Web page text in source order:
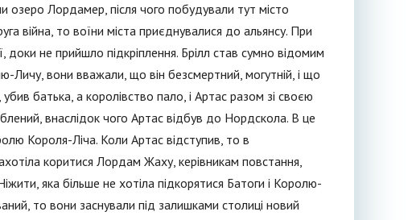
Лордамер, після чого побудували тут місто
війна, то воїни міста приєднувалися до альянсу. При
доки не прийшло підкріплення. Брілл став сумно відомим
Личу, вони вважали, що він безсмертний, могутній, і що
батька, а королівство пало, і Артас разом зі своєю
внаслідок чого Артас відбув до Нордскола. В це
Короля-Ліча. Коли Артас відступив, то в
коритися Лордам Жаху, керівникам повстання,
яка більше не хотіла підкорятися Батоги і Королю-
то вони заснували під залишками столиці новий